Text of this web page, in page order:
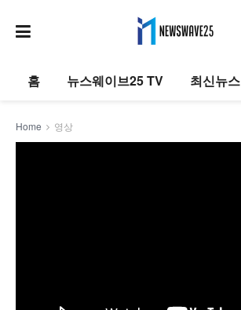
홈 뉴스웨이브25 TV 최신뉴스
Home 영상